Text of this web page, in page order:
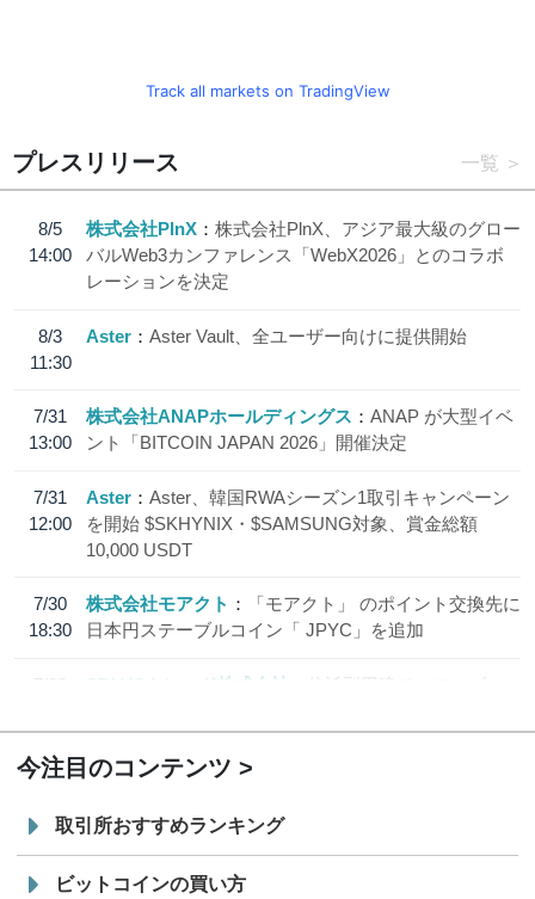
Track all markets on TradingView
プレスリリース 一覧
8/5
14:00
株式会社PlnX
株式会社PlnX、アジア最大級のグロー
バルWeb3カンファレンス「WebX2026」とのコラボ
レーションを決定
8/3
11:30
Aster Aster Vault、全ユーザー向けに提供開始
7/31
13:00
株式会社ANAPホールディングス
ANAP が大型イベ
ント「BITCOIN JAPAN 2026」開催決定
7/31
12:00
Aster
Aster、韓国RWAシーズン1取引キャンペーン
を開始 $SKHYNIX・$SAMSUNG対象、賞金総額
10,000 USDT
7/30
18:30
株式会社モアクト
「モアクト」 のポイント交換先に
日本円ステーブルコイン「 JPYC」を追加
7/29
SBI VCトレード株式会社
信託型円建てステーブル
今注目のコンテンツ
取引所おすすめランキング
ビットコインの買い方